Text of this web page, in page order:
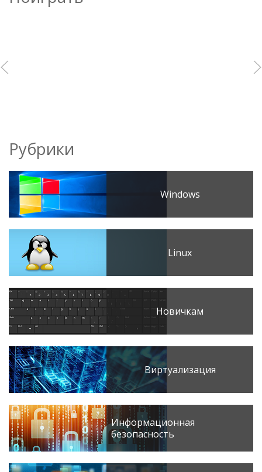
Рубрики
Windows
Linux
Новичкам
Виртуализация
Информационная
безопасность